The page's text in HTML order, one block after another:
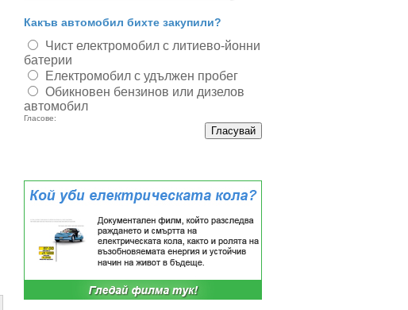
Какъв автомобил бихте закупили?
Чист електромобил с литиево-йонни
батерии
Електромобил с удължен пробег
Обикновен бензинов или дизелов
автомобил
Гласове: